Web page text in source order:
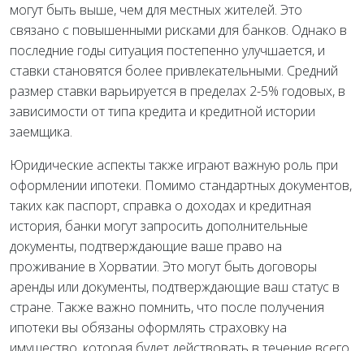
могут быть выше, чем для местных жителей. Это
связано с повышенными рисками для банков. Однако в
последние годы ситуация постепенно улучшается, и
ставки становятся более привлекательными. Средний
размер ставки варьируется в пределах 2-5% годовых, в
зависимости от типа кредита и кредитной истории
заемщика.
Юридические аспекты также играют важную роль при
оформлении ипотеки. Помимо стандартных документов,
таких как паспорт, справка о доходах и кредитная
история, банки могут запросить дополнительные
документы, подтверждающие ваше право на
проживание в Хорватии. Это могут быть договоры
аренды или документы, подтверждающие ваш статус в
стране. Также важно помнить, что после получения
ипотеки вы обязаны оформлять страховку на